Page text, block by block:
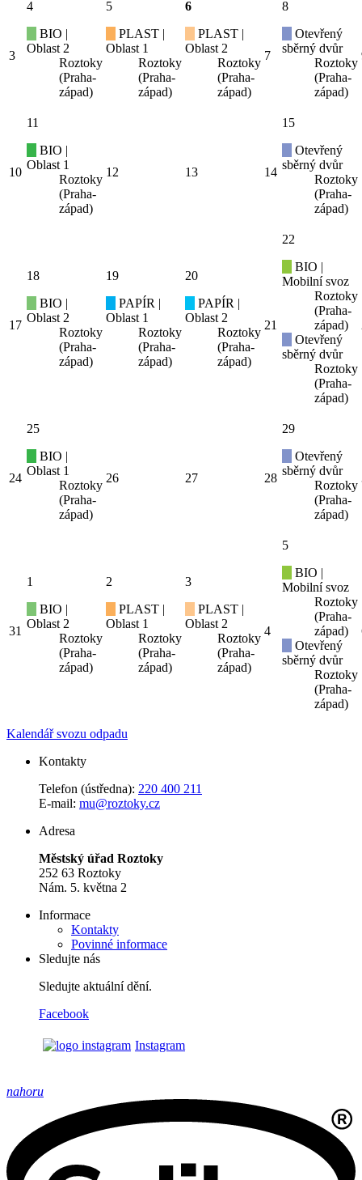
3
4
BIO |
Oblast 2
Roztoky
(Praha-
západ)
5
PLAST |
Oblast 1
Roztoky
(Praha-
západ)
6
PLAST |
Oblast 2
Roztoky
(Praha-
západ)
7
8
Otevřený
sběrný dvůr
Roztoky
(Praha-
západ)
10
11
BIO |
Oblast 1
Roztoky
(Praha-
západ)
12 13 14
15
Otevřený
sběrný dvůr
Roztoky
(Praha-
západ)
17
18
BIO |
Oblast 2
Roztoky
(Praha-
západ)
19
PAPÍR |
Oblast 1
Roztoky
(Praha-
západ)
20
PAPÍR |
Oblast 2
Roztoky
(Praha-
západ)
21
22
BIO |
Mobilní svoz
Roztoky
(Praha-
západ)
Otevřený
sběrný dvůr
Roztoky
(Praha-
západ)
24
25
BIO |
Oblast 1
Roztoky
(Praha-
západ)
26 27 28
29
Otevřený
sběrný dvůr
Roztoky
(Praha-
západ)
31
1
BIO |
Oblast 2
Roztoky
(Praha-
západ)
2
PLAST |
Oblast 1
Roztoky
(Praha-
západ)
3
PLAST |
Oblast 2
Roztoky
(Praha-
západ)
4
5
BIO |
Mobilní svoz
Roztoky
(Praha-
západ)
Otevřený
sběrný dvůr
Roztoky
(Praha-
západ)
Kalendář svozu odpadu
Kontakty
Telefon (ústředna): 220 400 211
E-mail: mu@roztoky.cz
Adresa
Městský úřad Roztoky
252 63 Roztoky
Nám. 5. května 2
Informace
Kontakty
Povinné informace
Sledujte nás
Sledujte aktuální dění.
Facebook
Instagram
nahoru